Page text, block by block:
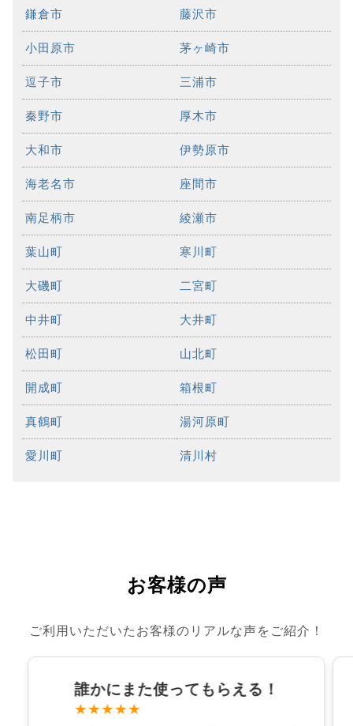
鎌倉市 藤沢市
小田原市 茅ヶ崎市
逗子市 三浦市
秦野市 厚木市
大和市 伊勢原市
海老名市 座間市
南足柄市 綾瀬市
葉山町 寒川町
大磯町 二宮町
中井町 大井町
松田町 山北町
開成町 箱根町
真鶴町 湯河原町
愛川町 清川村
お客様の声
ご利用いただいたお客様のリアルな声をご紹介！
誰かにまた使ってもらえる！
★★★★★